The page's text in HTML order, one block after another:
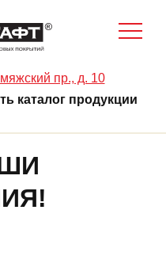
пр., д. 10
каталог продукции